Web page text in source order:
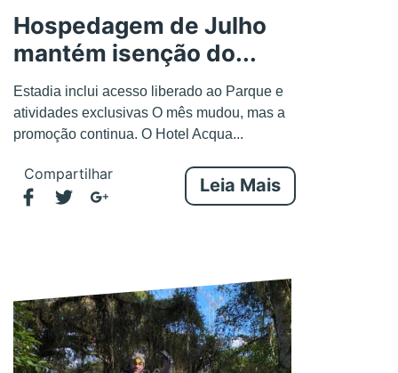
Hospedagem de Julho
mantém isenção do...
Estadia inclui acesso liberado ao Parque e
atividades exclusivas O mês mudou, mas a
promoção continua. O Hotel Acqua...
Compartilhar
Leia Mais